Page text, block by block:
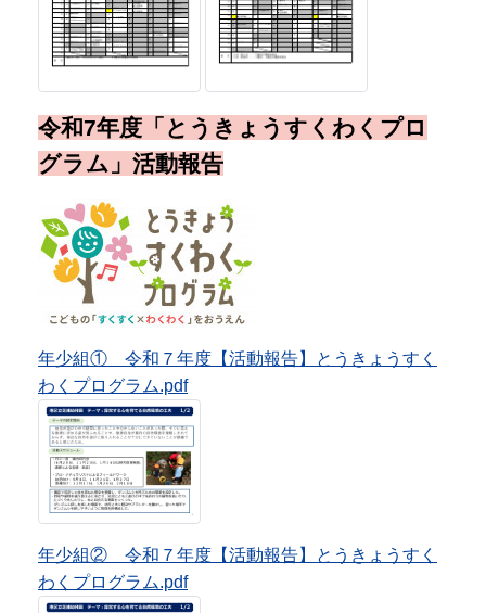
年少組① 令和７年度【活動報告】とうきょうすく
わくプログラム.pdf
年少組② 令和７年度【活動報告】とうきょうすく
わくプログラム.pdf
年中組 令和７年度【活動報告】とうきょうすくわ
くプログラム.pdf